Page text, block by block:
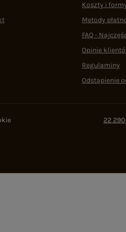
Koszty i
Metody
FAQ -
Opinie
Regulaminy
Odstąpienie
22